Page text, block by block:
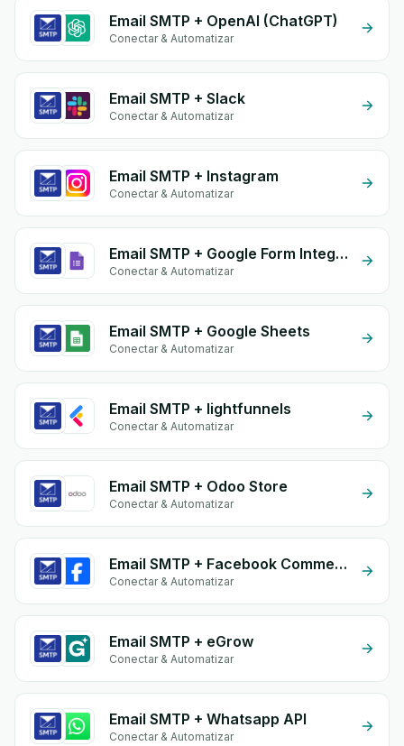
Email SMTP + OpenAI (ChatGPT)
Conectar & Automatizar
Email SMTP + Slack
Conectar & Automatizar
Email SMTP + Instagram
Conectar & Automatizar
Email SMTP + Google Form Integration
Conectar & Automatizar
Email SMTP + Google Sheets
Conectar & Automatizar
Email SMTP + lightfunnels
Conectar & Automatizar
Email SMTP + Odoo Store
Conectar & Automatizar
Email SMTP + Facebook Comments
Conectar & Automatizar
Email SMTP + eGrow
Conectar & Automatizar
Email SMTP + Whatsapp API
Conectar & Automatizar